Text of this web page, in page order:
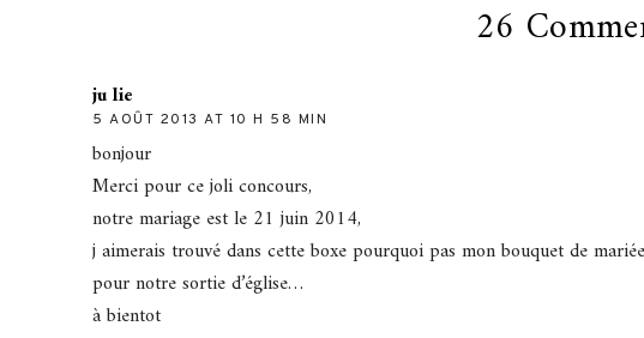
26
ju lie
5 AOÛT 2013 AT 10 H 58 MIN
bonjour
Merci pour ce joli concours,
notre mariage est le 21 juin 2014,
j aimerais trouvé dans cette boxe pourquoi pas mon bouquet de
pour notre sortie d’église…
à bientot